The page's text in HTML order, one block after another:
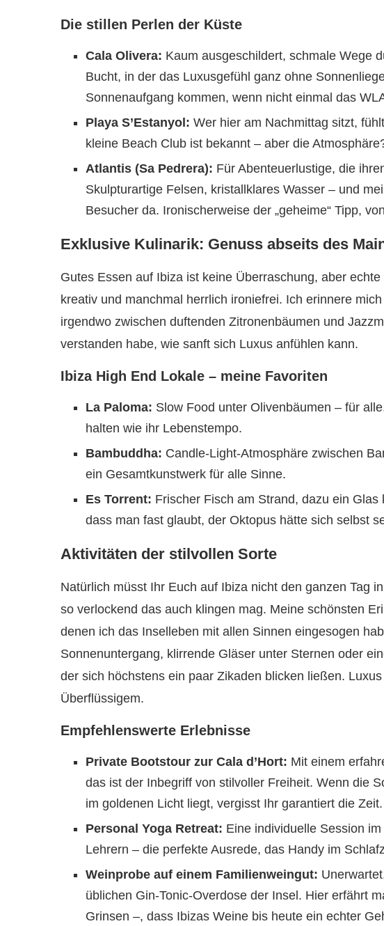
Die stillen Perlen der Küste
Cala Olivera: Kaum ausgeschildert, schmale Wege
Bucht, in der das Luxusgefühl ganz ohne
Sonnenaufgang kommen, wenn nicht einmal das
Playa S’Estanyol: Wer hier am Nachmittag sitzt,
kleine Beach Club ist bekannt – aber die
Atlantis (Sa Pedrera): Für Abenteuerlustige, die
Skulpturartige Felsen, kristallklares Wasser – und
Besucher da. Ironischerweise der „geheime“ Tipp,
Exklusive Kulinarik: Genuss abseits des
Gutes Essen auf Ibiza ist keine Überraschung, aber
kreativ und manchmal herrlich ironiefrei. Ich erinnere
irgendwo zwischen duftenden Zitronenbäumen und
verstanden habe, wie sanft sich Luxus anfühlen kann.
Ibiza High End Lokale – meine Favoriten
La Paloma: Slow Food unter Olivenbäumen – für
halten wie ihr Lebenstempo.
Bambuddha: Candle-Light-Atmosphäre zwischen
ein Gesamtkunstwerk für alle Sinne.
Es Torrent: Frischer Fisch am Strand, dazu ein
dass man fast glaubt, der Oktopus hätte sich selbst
Aktivitäten der stilvollen Sorte
Natürlich müsst Ihr Euch auf Ibiza nicht den ganzen Tag
so verlockend das auch klingen mag. Meine schönsten
denen ich das Inselleben mit allen Sinnen eingesogen
Sonnenuntergang, klirrende Gläser unter Sternen oder
der sich höchstens ein paar Zikaden blicken ließen.
Überflüssigem.
Empfehlenswerte Erlebnisse
Private Bootstour zur Cala d’Hort: Mit einem
das ist der Inbegriff von stilvoller Freiheit. Wenn die
im goldenen Licht liegt, vergisst Ihr garantiert die Zeit.
Personal Yoga Retreat: Eine individuelle Session
Lehrern – die perfekte Ausrede, das Handy im
Weinprobe auf einem Familienweingut:
üblichen Gin-Tonic-Overdose der Insel. Hier erfährt
Grinsen –, dass Ibizas Weine bis heute ein echter